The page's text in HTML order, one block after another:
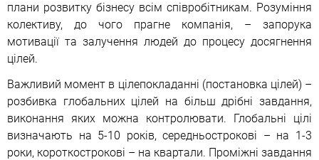
плани розвитку бізнесу всім співробітникам. Розуміння
колективу, до чого прагне компанія, – запорука
мотивації та залучення людей до процесу досягнення
цілей.
Важливий момент в цілепокладанні (постановка цілей) –
розбивка глобальних цілей на більш дрібні завдання,
виконання яких можна контролювати. Глобальні цілі
визначають на 5-10 років, середньострокові – на 1-3
роки, короткострокові – на квартали. Проміжні завдання